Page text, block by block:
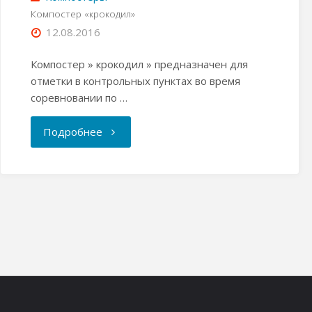
Компостер «крокодил»
12.08.2016
Компостер » крокодил » предназначен для
отметки в контрольных пунктах во время
соревновании по …
Подробнее "Компостер